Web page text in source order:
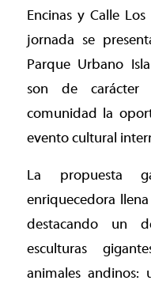
Encinas y Calle
jornada se
Parque Urbano
son de
comunidad la
evento cultural
La propuesta
enriquecedora
destacando un
esculturas
animales